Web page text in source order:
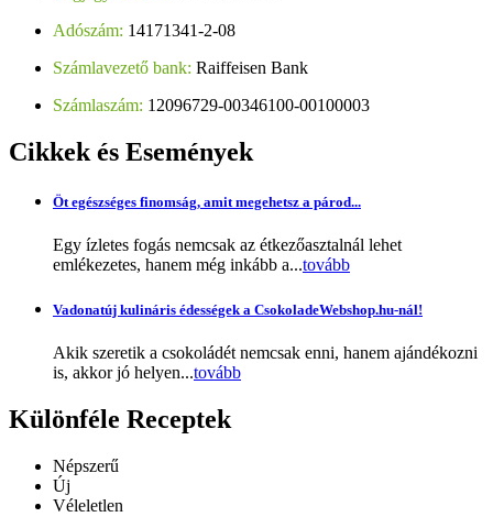
Adószám: 14171341-2-08
Számlavezető bank: Raiffeisen Bank
Számlaszám: 12096729-00346100-00100003
Cikkek és Események
Öt egészséges finomság, amit megehetsz a párod...
Egy ízletes fogás nemcsak az étkezőasztalnál lehet
emlékezetes, hanem még inkább a...tovább
Vadonatúj kulináris édességek a CsokoladeWebshop.hu-nál!
Akik szeretik a csokoládét nemcsak enni, hanem ajándékozni
is, akkor jó helyen...tovább
Különféle Receptek
Népszerű
Új
Véleletlen